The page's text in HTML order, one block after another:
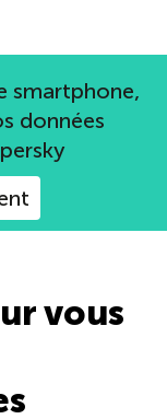
smartphone,
données
vous